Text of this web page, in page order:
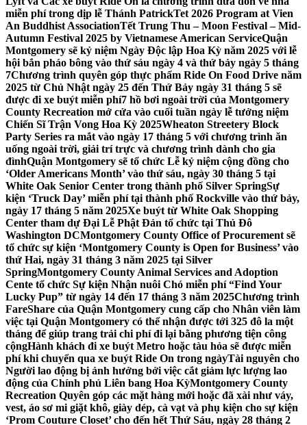
miễn phí trong dịp lễ Thánh PatrickTet 2026 Program at Vien
An Buddhist AssociationTết Trung Thu – Moon Festival – Mid-
Autumn Festival 2025 by Vietnamese American ServiceQuận
Montgomery sẽ kỷ niệm Ngày Độc lập Hoa Kỳ năm 2025 với lễ
hội bắn pháo bông vào thứ sáu ngày 4 và thứ bảy ngày 5 tháng
7Chương trình quyên góp thực phẩm Ride On Food Drive năm
2025 từ Chủ Nhật ngày 25 đến Thứ Bảy ngày 31 tháng 5 sẽ
được đi xe buýt miễn phí7 hồ bơi ngoài trời của Montgomery
County Recreation mở cửa vào cuối tuần ngày lễ tưởng niệm
Chiến Sĩ Trận Vong Hoa Kỳ 2025Wheaton Streetery Block
Party Series ra mắt vào ngày 17 tháng 5 với chương trình ăn
uống ngoài trời, giải trí trực và chương trình dành cho gia
đìnhQuận Montgomery sẽ tổ chức Lễ kỷ niệm cộng đồng cho
‘Older Americans Month’ vào thứ sáu, ngày 30 tháng 5 tại
White Oak Senior Center trong thành phố Silver SpringSự
kiện ‘Truck Day’ miễn phí tại thành phố Rockville vào thứ bảy,
ngày 17 tháng 5 năm 2025Xe buýt từ White Oak Shopping
Center tham dự Đại Lễ Phật Đản tổ chức tại Thủ Đô
Washington DCMontgomery County Office of Procurement sẽ
tổ chức sự kiện ‘Montgomery County is Open for Business’ vào
thứ Hai, ngày 31 tháng 3 năm 2025 tại Silver
SpringMontgomery County Animal Services and Adoption
Cente tổ chức Sự kiện Nhận nuôi Chó miễn phí “Find Your
Lucky Pup” từ ngày 14 đến 17 tháng 3 năm 2025Chương trình
FareShare của Quận Montgomery cung cấp cho Nhân viên làm
việc tại Quận Montgomery có thể nhận được tới 325 đô la một
tháng để giúp trang trải chi phí đi lại bằng phương tiện công
cộngHành khách đi xe buýt Metro hoặc tàu hỏa sẽ được miễn
phí khi chuyển qua xe buýt Ride On trong ngàyTài nguyên cho
Người lao động bị ảnh hưởng bởi việc cắt giảm lực lượng lao
động của Chính phủ Liên bang Hoa KỳMontgomery County
Recreation Quyên góp các mặt hàng mới hoặc đã xài như váy,
vest, áo sơ mi giặt khô, giày dép, cà vạt và phụ kiện cho sự kiện
‘Prom Couture Closet’ cho đến hết Thứ Sáu, ngày 28 tháng 2